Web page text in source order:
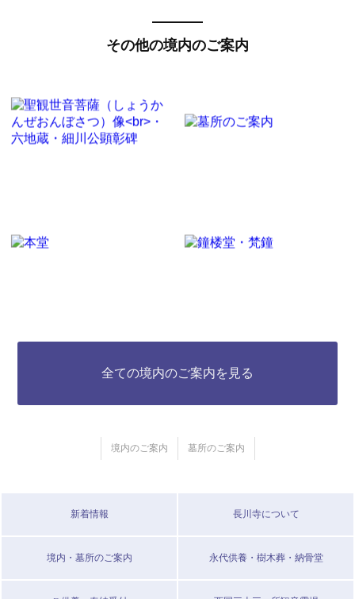
その他の境内のご案内
全ての境内のご案内を見る
境内のご案内 墓所のご案内
新着情報 長川寺について
境内・墓所のご案内 永代供養・樹木葬・納骨堂